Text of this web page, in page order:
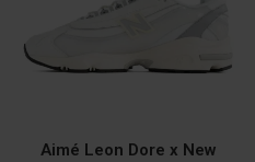
Aimé Leon Dore x New